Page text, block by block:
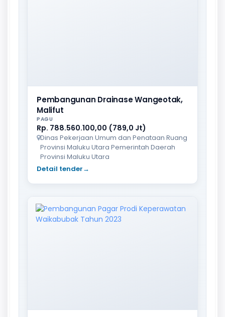
Pembangunan Drainase Wangeotak,
Malifut
PAGU
Rp. 788.560.100,00 (789,0 Jt)
Dinas Pekerjaan Umum dan Penataan Ruang
Provinsi Maluku Utara Pemerintah Daerah
Provinsi Maluku Utara
Detail tender→